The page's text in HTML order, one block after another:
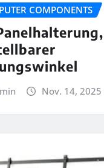
COMPONENTS
Nov. 14, 2025